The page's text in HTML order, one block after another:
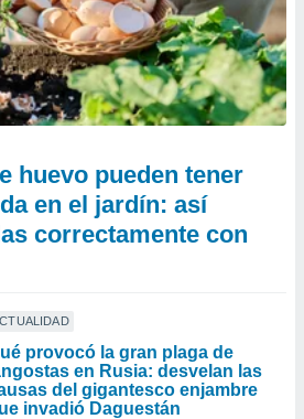
huevo pueden tener
en el jardín: así
correctamente con
provocó la gran plaga de
en Rusia: desvelan las
del gigantesco enjambre
invadió Daguestán